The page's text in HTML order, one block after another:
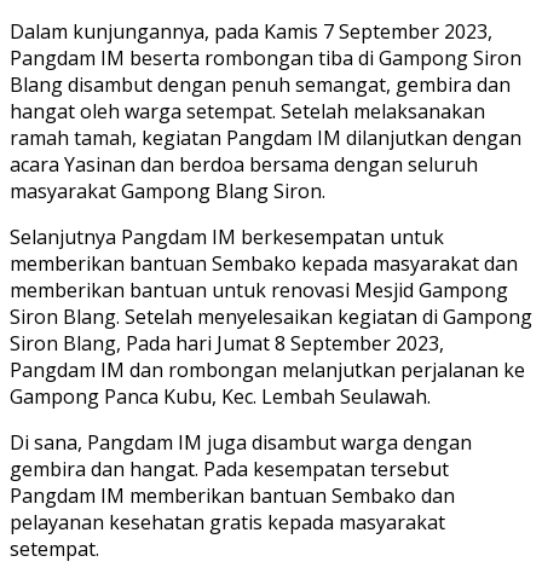
Dalam kunjungannya, pada Kamis 7 September 2023,
Pangdam IM beserta rombongan tiba di Gampong Siron
Blang disambut dengan penuh semangat, gembira dan
hangat oleh warga setempat. Setelah melaksanakan
ramah tamah, kegiatan Pangdam IM dilanjutkan dengan
acara Yasinan dan berdoa bersama dengan seluruh
masyarakat Gampong Blang Siron.
Selanjutnya Pangdam IM berkesempatan untuk
memberikan bantuan Sembako kepada masyarakat dan
memberikan bantuan untuk renovasi Mesjid Gampong
Siron Blang. Setelah menyelesaikan kegiatan di Gampong
Siron Blang, Pada hari Jumat 8 September 2023,
Pangdam IM dan rombongan melanjutkan perjalanan ke
Gampong Panca Kubu, Kec. Lembah Seulawah.
Di sana, Pangdam IM juga disambut warga dengan
gembira dan hangat. Pada kesempatan tersebut
Pangdam IM memberikan bantuan Sembako dan
pelayanan kesehatan gratis kepada masyarakat
setempat.